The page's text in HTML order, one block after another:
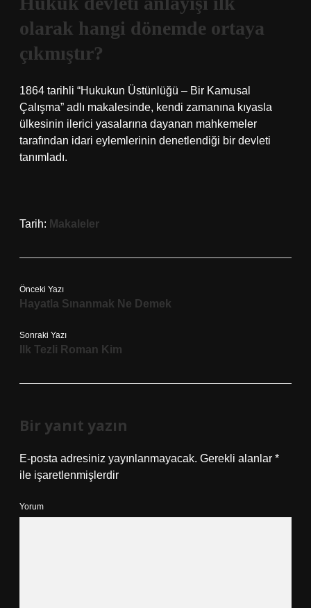
olarak hangi dönemde ortaya
çıkmıştır?
1864 tarihli “Hukukun Üstünlüğü – Bir Kamusal
Çalışma” adlı makalesinde, kendi zamanına kıyasla
ülkesinin ilerici yasalarına dayanan mahkemeler
tarafından idari eylemlerinin denetlendiği bir devleti
tanımladı.
Tarih: Makaleler
Önceki Yazı
Hayatla Sınanmak Ne Demek
Sonraki Yazı
Ilk Tezli Roman Kim
Bir yanıt yazın
E-posta adresiniz yayınlanmayacak. Gerekli alanlar *
ile işaretlenmişlerdir
Yorum